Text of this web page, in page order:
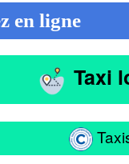
en ligne
Taxi